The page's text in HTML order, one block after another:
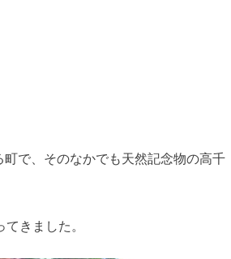
で、そのなかでも天然記念物の高千
きました。